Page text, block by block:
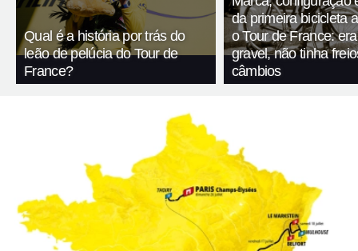
Qual é a história por trás do
leão de pelúcia do Tour de
France?
da primeira bicicleta
o Tour de France:
gravel, não tinha
câmbios